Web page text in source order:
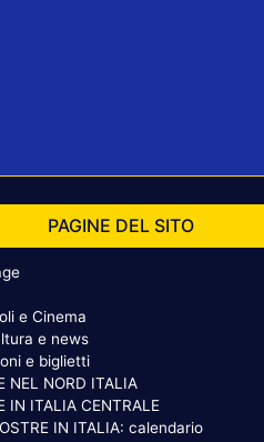
PAGINE DEL SITO
e Cinema
e news
e biglietti
NEL NORD ITALIA
IN ITALIA CENTRALE
IN ITALIA: calendario